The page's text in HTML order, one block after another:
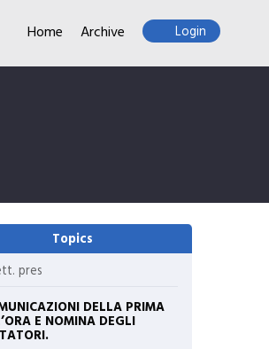
Home Archive Login
Topics
pres
DELLA PRIMA
E NOMINA DEGLI